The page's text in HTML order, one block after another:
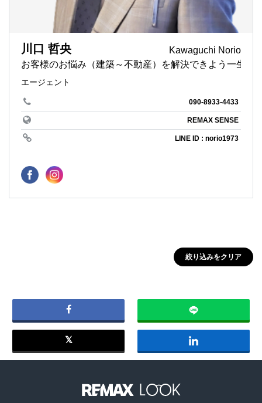
川口 哲央
Kawaguchi Norio
お客様のお悩み（建築～不動産）を解決でき
エージェント
090-8933-4433
REMAX SENSE
LINE ID : norio1973
絞り込みをクリア